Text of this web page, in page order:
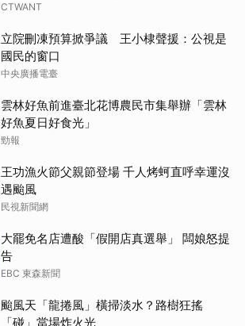
CTWANT
立院刪凍預算掀爭議 王小棣聲援：公視是
國民的窗口
中央廣播電臺
雲林好魚前進臺北花博農民市集舉辦「雲林
好魚夏日好食光」
勁報
王功漁火節父親節登場 千人烤蚵直呼幸運沒
遇颱風
民視新聞網
大罷免名店遭酸「假開店真選舉」 闆娘怒提
告
EBC 東森新聞
颱風天「龍捲風」橫掃淡水？路樹狂搖
「碰」當場炸火光